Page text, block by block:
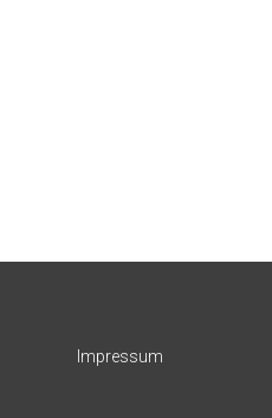
Impressum